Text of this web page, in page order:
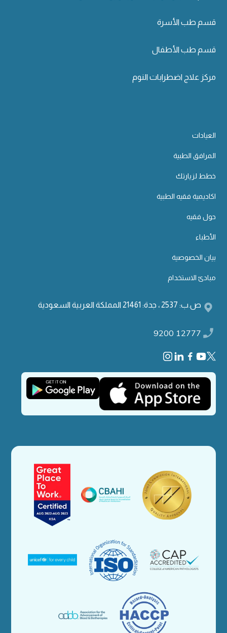
قسم طب الأسرة
قسم طب الأطفال
مركز علاج اضطرابات النوم
العيادات
المرافق الطبية
خطط لزيارتك
اكاديمية فقيه الطبية
حول فقيه
الأطباء
بيان الخصوصية
مبادئ الاستخدام
ص.ب: 2537 ، جدة: 21461 المملكة العربية السعودية
9200 12777